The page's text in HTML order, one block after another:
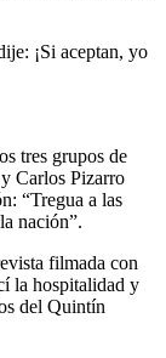
¡Si aceptan, yo
tres grupos de
Carlos Pizarro
“Tregua a las
nación”.
filmada con
la hospitalidad y
del Quintín